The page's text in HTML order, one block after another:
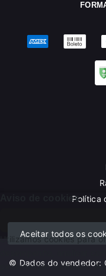
Aviso de cookies
Aceitar todos os
Utilizamos cookies para
personalizar conteúdo.
Política
© Dados do vendedor: